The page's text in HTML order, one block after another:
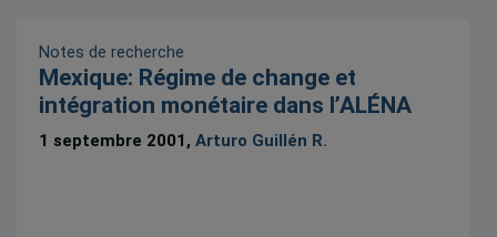
Notes de recherche
Mexique: Régime de change et
intégration monétaire dans l’ALÉNA
1 septembre 2001,Arturo Guillén R.